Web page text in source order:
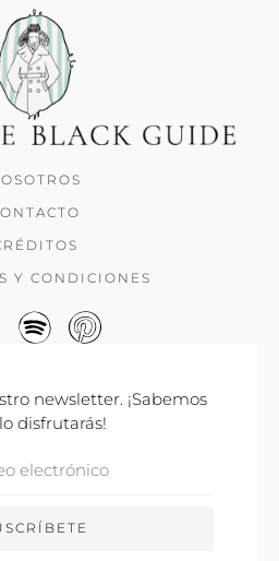
Y CONDICIONES
newsletter. ¡Sabemos
disfrutarás!